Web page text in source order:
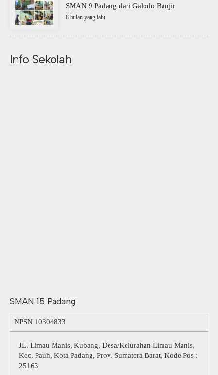
SMAN 9 Padang dari Galodo Banjir
8 bulan yang lalu
Info Sekolah
SMAN 15 Padang
NPSN 10304833
JL. Limau Manis, Kubang, Desa/Kelurahan Limau Manis,
Kec. Pauh, Kota Padang, Prov. Sumatera Barat, Kode Pos :
25163